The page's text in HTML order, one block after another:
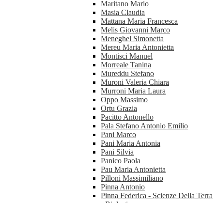
Maritano Mario
Masia Claudia
Mattana Maria Francesca
Melis Giovanni Marco
Meneghel Simonetta
Mereu Maria Antonietta
Montisci Manuel
Morreale Tanina
Mureddu Stefano
Muroni Valeria Chiara
Murroni Maria Laura
Oppo Massimo
Ortu Grazia
Pacitto Antonello
Pala Stefano Antonio Emilio
Pani Marco
Pani Maria Antonia
Pani Silvia
Panico Paola
Pau Maria Antonietta
Pilloni Massimiliano
Pinna Antonio
Pinna Federica - Scienze Della Terra